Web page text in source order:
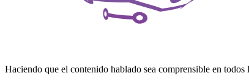
Haciendo que el contenido hablado sea comprensible en todos